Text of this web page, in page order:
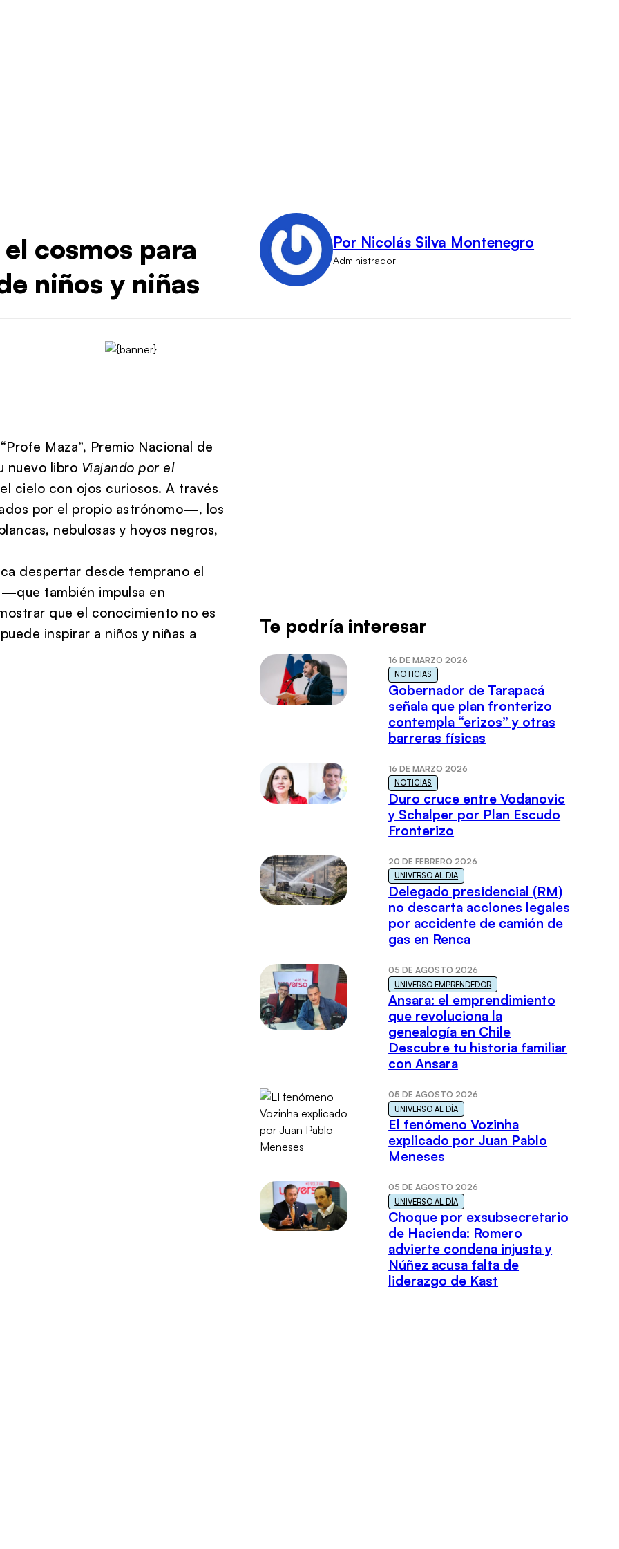
cosmos para
niños y niñas
Por Nicolás Silva Montenegro
Administrador
Maza”, Premio Nacional de
nuevo libro Viajando por el
cielo con ojos curiosos. A través
por el propio astrónomo—, los
nebulosas y hoyos negros,
despertar desde temprano el
también impulsa en
que el conocimiento no es
inspirar a niños y niñas a
Te podría interesar
16 DE MARZO 2026
NOTICIAS
Gobernador de Tarapacá
señala que plan fronterizo
contempla “erizos” y otras
barreras físicas
16 DE MARZO 2026
NOTICIAS
Duro cruce entre Vodanovic
y Schalper por Plan Escudo
Fronterizo
20 DE FEBRERO 2026
UNIVERSO AL DÍA
Delegado presidencial (RM)
no descarta acciones legales
por accidente de camión de
gas en Renca
05 DE AGOSTO 2026
UNIVERSO EMPRENDEDOR
Ansara: el emprendimiento
que revoluciona la
genealogía en Chile
Descubre tu historia familiar
con Ansara
05 DE AGOSTO 2026
UNIVERSO AL DÍA
El fenómeno Vozinha
explicado por Juan Pablo
Meneses
05 DE AGOSTO 2026
UNIVERSO AL DÍA
Choque por exsubsecretario
de Hacienda: Romero
advierte condena injusta y
Núñez acusa falta de
liderazgo de Kast